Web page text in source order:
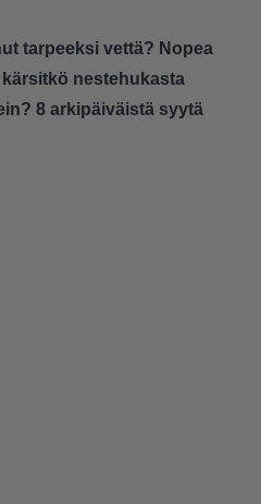
tarpeeksi vettä? Nopea
nestehukasta
8 arkipäiväistä syytä